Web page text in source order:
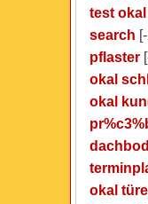
test
search
pflaster
okal
okal
okal